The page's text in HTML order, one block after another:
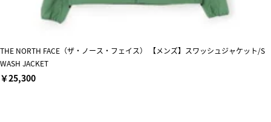
THE NORTH FACE（ザ・ノース・フェイス） 【メンズ】スワッシュジャケット/S
WASH JACKET
￥25,300